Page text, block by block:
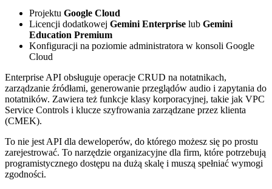
Projektu Google Cloud
Licencji dodatkowej Gemini Enterprise lub Gemini
Education Premium
Konfiguracji na poziomie administratora w konsoli Google
Cloud
Enterprise API obsługuje operacje CRUD na notatnikach,
zarządzanie źródłami, generowanie przeglądów audio i zapytania do
notatników. Zawiera też funkcje klasy korporacyjnej, takie jak VPC
Service Controls i klucze szyfrowania zarządzane przez klienta
(CMEK).
To nie jest API dla deweloperów, do którego możesz się po prostu
zarejestrować. To narzędzie organizacyjne dla firm, które potrzebują
programistycznego dostępu na dużą skalę i muszą spełniać wymogi
zgodności.